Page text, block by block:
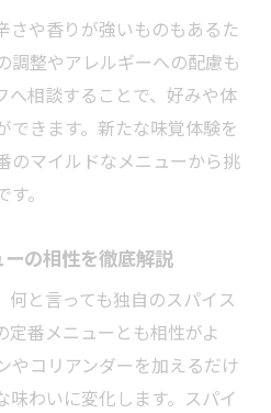
さや香りが強いものもあるた
調整やアレルギーへの配慮も
へ相談することで、好みや体
できます。新たな味覚体験を
のマイルドなメニューから挑
。
の相性を徹底解説
何と言っても独自のスパイス
定番メニューとも相性がよ
やコリアンダーを加えるだけ
味わいに変化します。スパイ